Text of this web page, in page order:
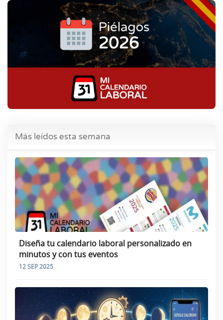
Más leídos esta semana
Diseña tu calendario laboral personalizado en
minutos y con tus eventos
12 SEP 2025